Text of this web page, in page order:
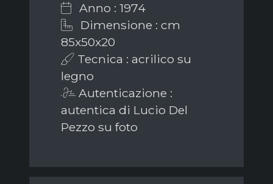
Anno : 1974
Dimensione : cm
85x50x20
Tecnica : acrilico su
legno
Autenticazione :
autentica di Lucio Del
Pezzo su foto